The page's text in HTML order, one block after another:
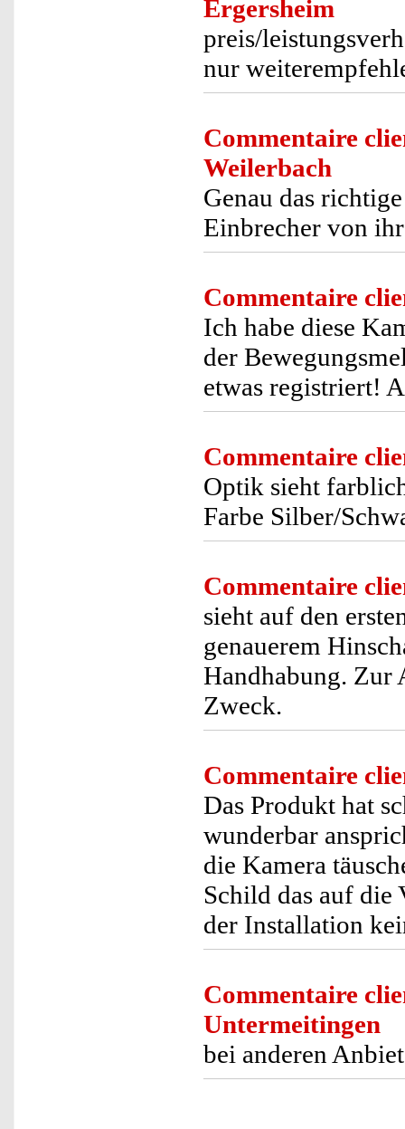
Ergersheim
preis/
nur
Commentaire
Weilerbach
Genau das
Einbrecher von
Commentaire
Ich habe diese
der
etwas registriert!
Commentaire
Optik sieht
Farbe Silber/
Commentaire
sieht auf den
genauerem
Handhabung. Zur
Zweck.
Commentaire
Das Produkt hat
wunderbar
die Kamera
Schild das auf die
der Installation
Commentaire
Untermeitingen
bei anderen